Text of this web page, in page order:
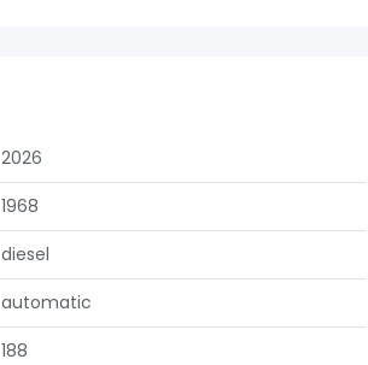
2026
1968
diesel
automatic
188